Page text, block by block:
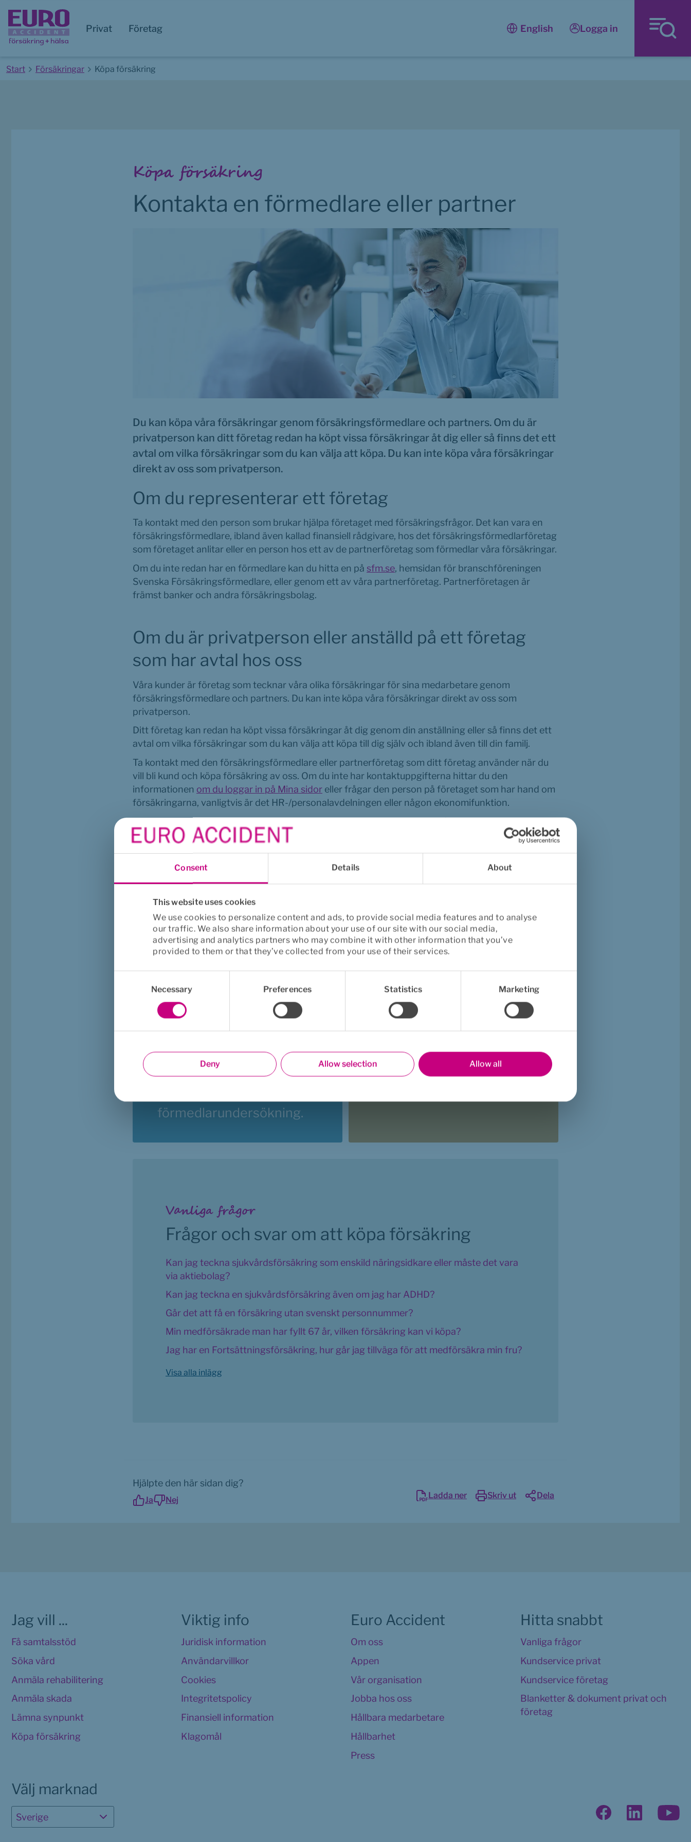
Consent Details About
This website uses cookies
We use cookies to personalize content and ads, to provide social media features and to analyse
our traffic. We also share information about your use of our site with our social media,
advertising and analytics partners who may combine it with other information that you’ve
provided to them or that they’ve collected from your use of their services.
Necessary Preferences Statistics Marketing
Deny Allow selection Allow all
Privat Företag English Logga in
Start Försäkringar
Köpa försäkring
Köpa försäkring
Kontakta en förmedlare eller partner
Du kan köpa våra försäkringar genom försäkringsförmedlare och partners. Om du är
privatperson kan ditt företag redan ha köpt vissa försäkringar åt dig eller så finns det ett
avtal om vilka försäkringar som du kan välja att köpa. Du kan inte köpa våra försäkringar
direkt av oss som privatperson.
Om du representerar ett företag
Ta kontakt med den person som brukar hjälpa företaget med försäkringsfrågor. Det kan vara en
försäkringsförmedlare, ibland även kallad finansiell rådgivare, hos det försäkringsförmedlarföretag
som företaget anlitar eller en person hos ett av de partnerföretag som förmedlar våra försäkringar.
Om du inte redan har en förmedlare kan du hitta en på sfm.se, hemsidan för branschföreningen
Svenska Försäkringsförmedlare, eller genom ett av våra partnerföretag. Partnerföretagen är
främst banker och andra försäkringsbolag.
Om du är privatperson eller anställd på ett företag
som har avtal hos oss
Våra kunder är företag som tecknar våra olika försäkringar för sina medarbetare genom
försäkringsförmedlare och partners. Du kan inte köpa våra försäkringar direkt av oss som
privatperson.
Ditt företag kan redan ha köpt vissa försäkringar åt dig genom din anställning eller så finns det ett
avtal om vilka försäkringar som du kan välja att köpa till dig själv och ibland även till din familj.
Ta kontakt med den försäkringsförmedlare eller partnerföretag som ditt företag använder när du
vill bli kund och köpa försäkring av oss. Om du inte har kontaktuppgifterna hittar du den
informationen om du loggar in på Mina sidor eller frågar den person på företaget som har hand om
försäkringarna, vanligtvis är det HR-/personalavdelningen eller någon ekonomifunktion.
gruppföreträdare.
Årets
livförsäkringbolag
utmärkelsen ”Årets
livförsäkringsbolag” i
förmedlarundersökning.
Rehabilitering
8 av 10 som får hjälp
oss blir inte långvarigt
sjuka.
Vanliga frågor
Frågor och svar om att köpa försäkring
Kan jag teckna sjukvårdsförsäkring som enskild näringsidkare eller måste det vara
via aktiebolag?
Kan jag teckna en sjukvårdsförsäkring även om jag har ADHD?
Går det att få en försäkring utan svenskt personnummer?
Min medförsäkrade man har fyllt 67 år, vilken försäkring kan vi köpa?
Jag har en Fortsättningsförsäkring, hur går jag tillväga för att medförsäkra min fru?
Visa alla inlägg
Hjälpte den här sidan dig?
Ja Nej Ladda ner Skriv ut Dela
Jag vill ...
Få samtalsstöd
Söka vård
Anmäla rehabilitering
Anmäla skada
Lämna synpunkt
Köpa försäkring
Viktig info
Juridisk information
Användarvillkor
Cookies
Integritetspolicy
Finansiell information
Klagomål
Euro Accident
Om oss
Appen
Vår organisation
Jobba hos oss
Hållbara medarbetare
Hållbarhet
Press
Hitta snabbt
Vanliga frågor
Kundservice privat
Kundservice företag
Blanketter & dokument privat och
företag
Välj marknad
Sverige